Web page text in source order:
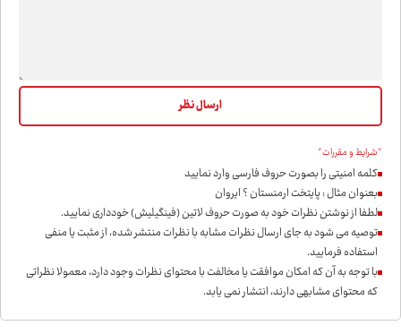
*شرایط و مقررات*
کلمه امنیتی را بصورت حروف فارسی وارد نمایید
بعنوان مثال : پایتخت ارمنستان ؟ ایروان
لطفا از نوشتن نظرات خود به صورت حروف لاتین (فینگیلیش) خودداری نمايید.
توصیه می شود به جای ارسال نظرات مشابه با نظرات منتشر شده، از مثبت یا منفی
استفاده فرمایید.
با توجه به آن که امکان موافقت یا مخالفت با محتوای نظرات وجود دارد، معمولا نظراتی
که محتوای مشابهی دارند، انتشار نمی یابد.